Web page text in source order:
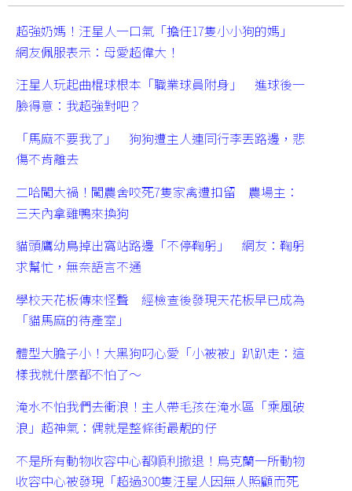
超強奶媽！汪星人一口氣「擔任17隻小小狗的媽」
網友佩服表示：母愛超偉大！
汪星人玩起曲棍球根本「職業球員附身」 進球後一
臉得意：我超強對吧？
「馬麻不要我了」 狗狗遭主人連同行李丟路邊，悲
傷不肯離去
二哈闖大禍！闖農舍咬死7隻家禽遭扣留 農場主：
三天內拿雞鴨來換狗
貓頭鷹幼鳥掉出窩站路邊「不停鞠躬」 網友：鞠躬
求幫忙，無奈語言不通
學校天花板傳來怪聲 經檢查後發現天花板早已成為
「貓馬麻的待產室」
體型大膽子小！大黑狗叼心愛「小被被」趴趴走：這
樣我就什麼都不怕了～
淹水不怕我們去衝浪！主人帶毛孩在淹水區「乘風破
浪」超神氣：偶就是整條街最靚的仔
不是所有動物收容中心都順利撤退！烏克蘭一所動物
收容中心被發現「超過300隻汪星人因無人照顧而死